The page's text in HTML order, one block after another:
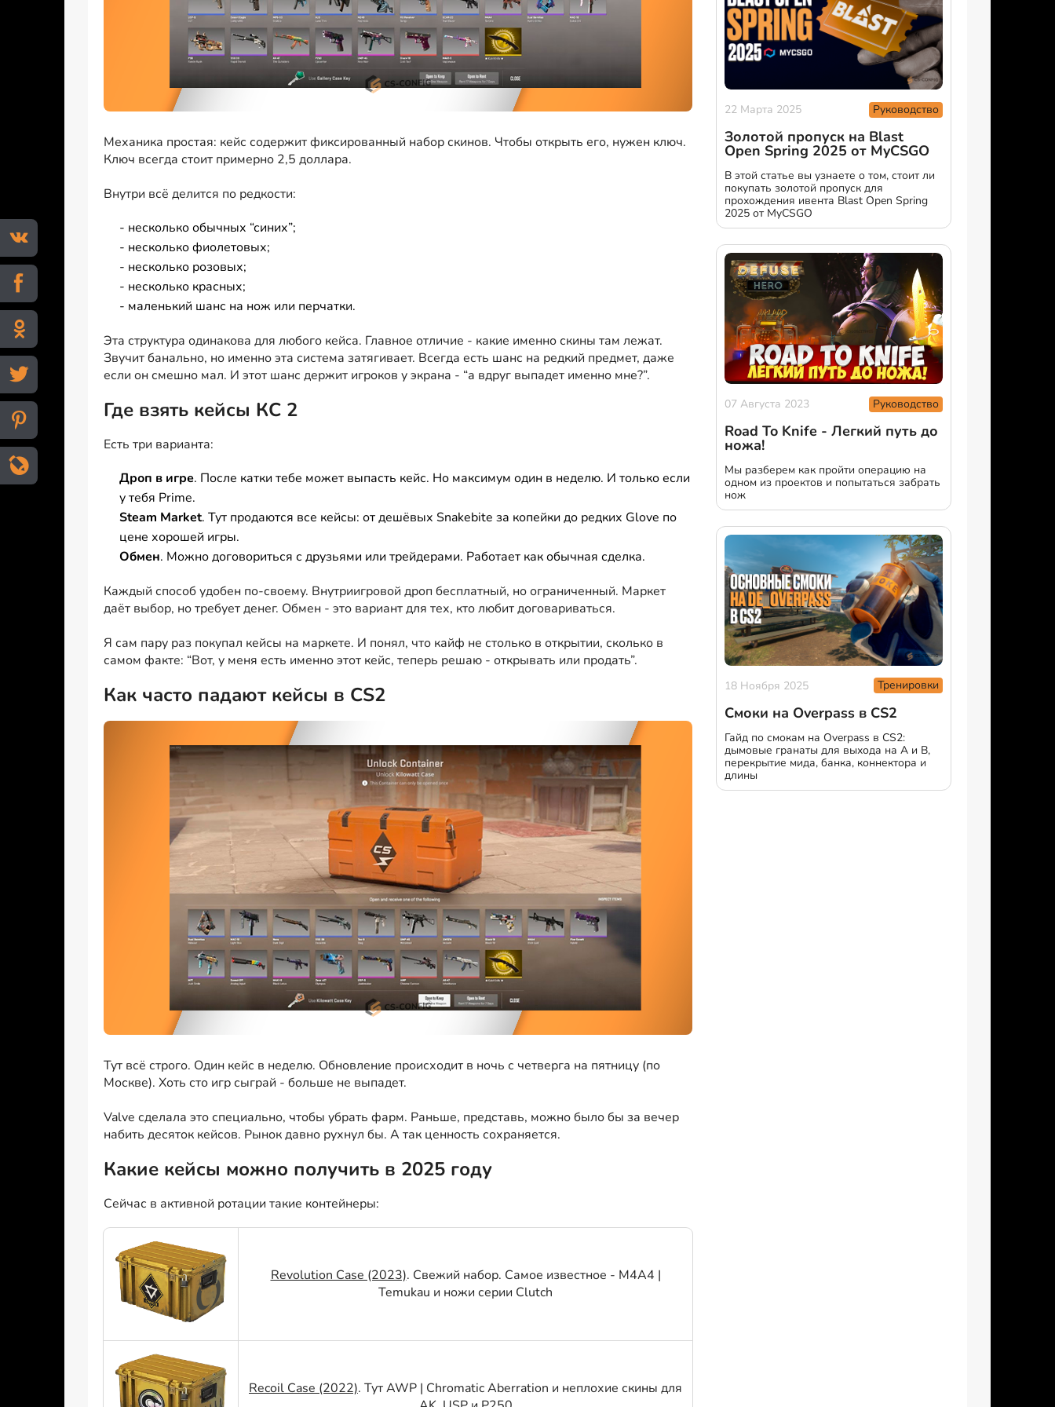
Механика простая: кейс содержит фиксированный набор скинов. Чтобы открыть его, нужен ключ.
Ключ всегда стоит примерно 2,5 доллара.
Внутри всё делится по редкости:
- несколько обычных “синих”;
- несколько фиолетовых;
- несколько розовых;
- несколько красных;
- маленький шанс на нож или перчатки.
Эта структура одинакова для любого кейса. Главное отличие - какие именно скины там лежат.
Звучит банально, но именно эта система затягивает. Всегда есть шанс на редкий предмет, даже
если он смешно мал. И этот шанс держит игроков у экрана - “а вдруг выпадет именно мне?”.
Где взять кейсы КС 2
Есть три варианта:
Дроп в игре. После катки тебе может выпасть кейс. Но максимум один в неделю. И только если
у тебя Prime.
Steam Market. Тут продаются все кейсы: от дешёвых Snakebite за копейки до редких Glove по
цене хорошей игры.
Обмен. Можно договориться с друзьями или трейдерами. Работает как обычная сделка.
Каждый способ удобен по-своему. Внутриигровой дроп бесплатный, но ограниченный. Маркет
даёт выбор, но требует денег. Обмен - это вариант для тех, кто любит договариваться.
Я сам пару раз покупал кейсы на маркете. И понял, что кайф не столько в открытии, сколько в
самом факте: “Вот, у меня есть именно этот кейс, теперь решаю - открывать или продать”.
Как часто падают кейсы в CS2
Тут всё строго. Один кейс в неделю. Обновление происходит в ночь с четверга на пятницу (по
Москве). Хоть сто игр сыграй - больше не выпадет.
Valve сделала это специально, чтобы убрать фарм. Раньше, представь, можно было бы за вечер
набить десяток кейсов. Рынок давно рухнул бы. А так ценность сохраняется.
Какие кейсы можно получить в 2025 году
Сейчас в активной ротации такие контейнеры:
Revolution Case (2023). Свежий набор. Самое известное - M4A4 |
Temukau и ножи серии Clutch
Recoil Case (2022). Тут AWP | Chromatic Aberration и неплохие скины для
22 Марта 2025 Руководство
Золотой пропуск на Blast
Open Spring 2025 от MyCSGO
В этой статье вы узнаете о том, стоит ли
покупать золотой пропуск для
прохождения ивента Blast Open Spring
2025 от MyCSGO
07 Августа 2023 Руководство
Road To Knife - Легкий путь до
ножа!
Мы разберем как пройти операцию на
одном из проектов и попытаться забрать
нож
18 Ноября 2025 Тренировки
Смоки на Overpass в CS2
Гайд по смокам на Overpass в CS2:
дымовые гранаты для выхода на A и B,
перекрытие мида, банка, коннектора и
длины